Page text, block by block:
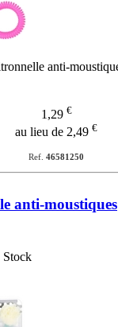
1,29 €
au lieu de 2,49 €
Ref. 46581250
anti-moustiques
Stock